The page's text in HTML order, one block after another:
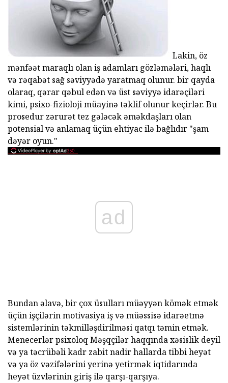
Lakin, öz
mənfəət maraqlı olan iş adamları gözləmələri, haqlı
və rəqabət sağ səviyyədə yaratmaq olunur. bir qayda
olaraq, qərar qəbul edən və üst səviyyə idarəçiləri
kimi, psixo-fizioloji müayinə təklif olunur keçirlər. Bu
prosedur zərurət tez gələcək əməkdaşları olan
potensial və anlamaq üçün ehtiyac ilə bağlıdır "şam
dəyər oyun."
ad
Bundan əlavə, bir çox üsulları müəyyən kömək etmək
üçün işçilərin motivasiya iş və müəssisə idarəetmə
sistemlərinin təkmilləşdirilməsi qatqı təmin etmək.
Menecerlər psixoloq Məşqçilər haqqında xəsislik deyil
və ya təcrübəli kadr zabit nadir hallarda tibbi heyət
və ya öz vəzifələrini yerinə yetirmək iqtidarında
heyət üzvlərinin giriş ilə qarşı-qarşıya.